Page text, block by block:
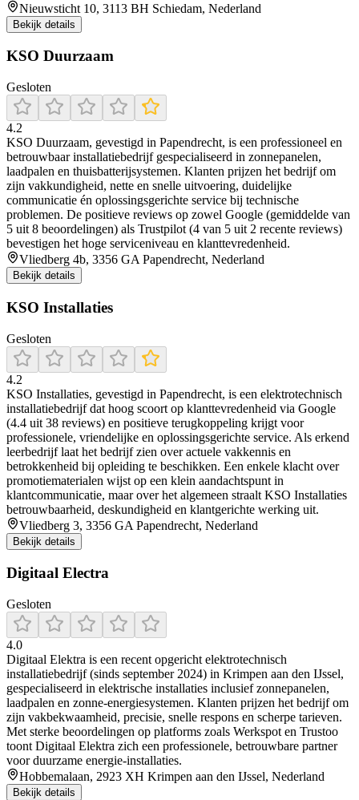
Nieuwsticht 10, 3113 BH Schiedam, Nederland
Bekijk details
KSO Duurzaam
Gesloten
4.2
KSO Duurzaam, gevestigd in Papendrecht, is een professioneel en
betrouwbaar installatiebedrijf gespecialiseerd in zonnepanelen,
laadpalen en thuisbatterijsystemen. Klanten prijzen het bedrijf om
zijn vakkundigheid, nette en snelle uitvoering, duidelijke
communicatie én oplossingsgerichte service bij technische
problemen. De positieve reviews op zowel Google (gemiddelde van
5 uit 8 beoordelingen) als Trustpilot (4 van 5 uit 2 recente reviews)
bevestigen het hoge serviceniveau en klanttevredenheid.
Vliedberg 4b, 3356 GA Papendrecht, Nederland
Bekijk details
KSO Installaties
Gesloten
4.2
KSO Installaties, gevestigd in Papendrecht, is een elektrotechnisch
installatiebedrijf dat hoog scoort op klanttevredenheid via Google
(4.4 uit 38 reviews) en positieve terugkoppeling krijgt voor
professionele, vriendelijke en oplossingsgerichte service. Als erkend
leerbedrijf laat het bedrijf zien over actuele vakkennis en
betrokkenheid bij opleiding te beschikken. Een enkele klacht over
promotiematerialen wijst op een klein aandachtspunt in
klantcommunicatie, maar over het algemeen straalt KSO Installaties
betrouwbaarheid, deskundigheid en klantgerichte werking uit.
Vliedberg 3, 3356 GA Papendrecht, Nederland
Bekijk details
Digitaal Electra
Gesloten
4.0
Digitaal Elektra is een recent opgericht elektrotechnisch
installatiebedrijf (sinds september 2024) in Krimpen aan den IJssel,
gespecialiseerd in elektrische installaties inclusief zonnepanelen,
laadpalen en zonne-energiesystemen. Klanten prijzen het bedrijf om
zijn vakbekwaamheid, precisie, snelle respons en scherpe tarieven.
Met sterke beoordelingen op platforms zoals Werkspot en Trustoo
toont Digitaal Elektra zich een professionele, betrouwbare partner
voor duurzame energie-installaties.
Hobbemalaan, 2923 XH Krimpen aan den IJssel, Nederland
Bekijk details